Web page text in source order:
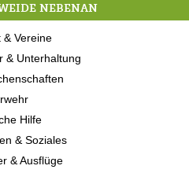
NEBENAN
& Vereine
& Unterhaltung
Hilfe
& Soziales
& Ausflüge